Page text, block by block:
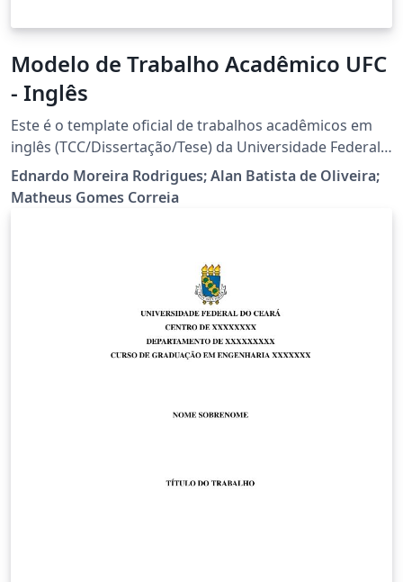
Modelo de Trabalho Acadêmico UFC
- Inglês
Este é o template oficial de trabalhos acadêmicos em
inglês (TCC/Dissertação/Tese) da Universidade Federal
do Ceará (UFC) conforme as normas da ABNT. Grande
parte do trabalho foi adaptado do template da UECE
Serviços da Biblioteca Universitária: bu@ufc.br ou
academic works in English (Undergraduate
Thesis/Dissertation/Thesis) of the Federal University of
Ceará (UFC) according to ABNT standards. Much of the
Ednardo Moreira Rodrigues; Alan Batista de Oliveira;
Matheus Gomes Correia